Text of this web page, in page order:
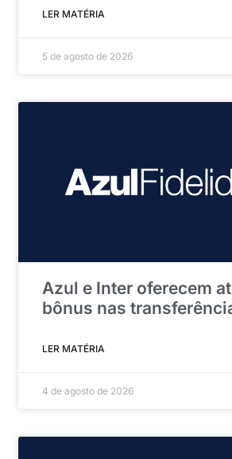
LER MATÉRIA
5 de agosto de 2026
Azul e Inter oferecem
bônus nas
LER MATÉRIA
4 de agosto de 2026